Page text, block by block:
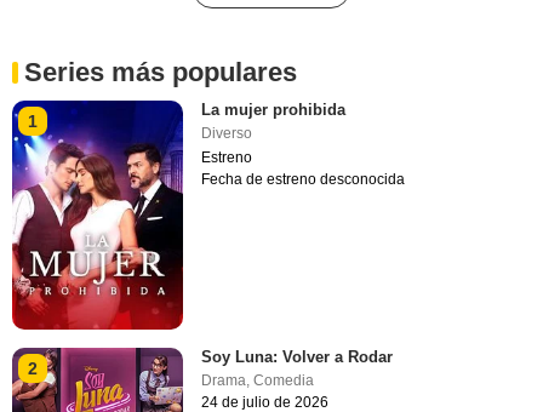
Series más populares
1
La mujer prohibida
Diverso
Estreno
Fecha de estreno desconocida
2
Soy Luna: Volver a Rodar
Drama ,Comedia
24 de julio de 2026